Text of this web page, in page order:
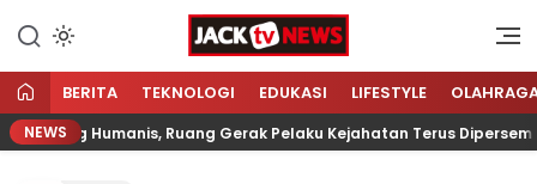
konten
Jacktvnews.com
Sumber Referensi Terpercaya
BERITA TEKNOLOGI EDUKASI LIFESTYLE
NEWSHumanis, Ruang Gerak Pelaku Kejahatan Terus Dipersempit